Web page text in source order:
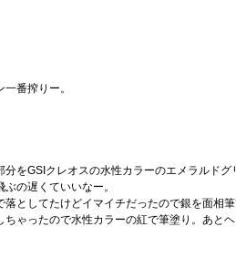
番搾りー。
をGSIクレオスの水性カラーのエメラルド
の遅くていいなー。
としてたけどイマイチだったので銀を面相筆
ゃったので水性カラーの紅で筆塗り。あとヘ